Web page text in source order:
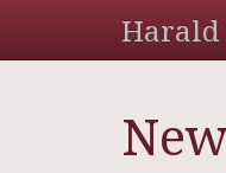
Harald